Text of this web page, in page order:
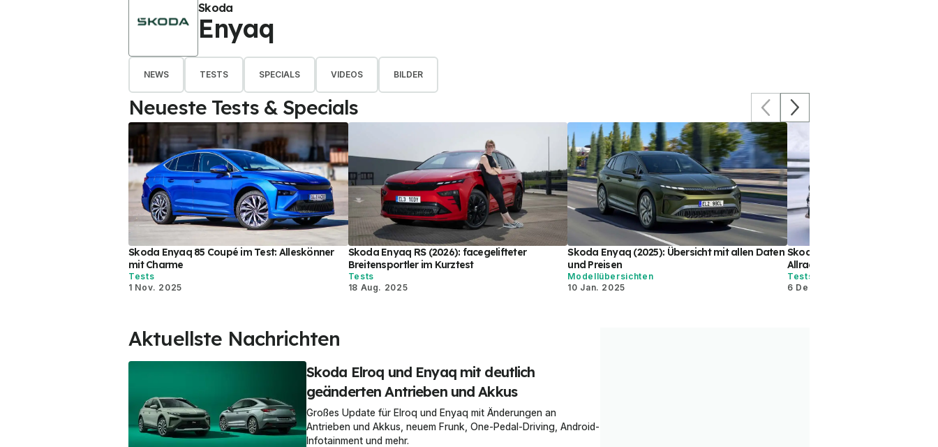
Skoda
Enyaq
NEWS TESTS SPECIALS VIDEOS BILDER
Neueste Tests & Specials
Skoda Enyaq 85 Coupé im Test: Alleskönner
mit Charme
Tests
1 Nov. 2025
Skoda Enyaq RS (2026): facegelifteter
Breitensportler im Kurztest
Tests
18 Aug. 2025
Skoda Enyaq (2025): Übersicht mit allen Daten
und Preisen
Modellübersichten
10 Jan. 2025
Skoda Enyaq im Test: Was
Allradler mit 210-kW-Motor?
Tests
6 Dez. 2023
Aktuellste Nachrichten
Skoda Elroq und Enyaq mit deutlich
geänderten Antrieben und Akkus
Großes Update für Elroq und Enyaq mit Änderungen an
Antrieben und Akkus, neuem Frunk, One-Pedal-Driving, Android-
Infotainment und mehr.